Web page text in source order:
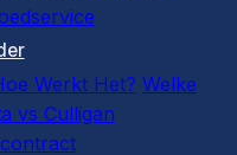
Werkt Het? Welke
vs Culligan